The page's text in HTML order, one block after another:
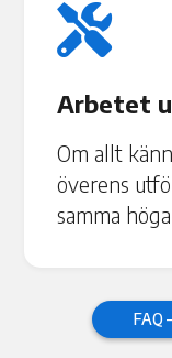

Arbetet
Om allt
överens
samma
FAQ –